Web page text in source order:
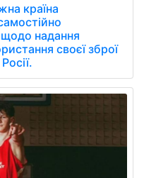
країна
надання
своєї зброї